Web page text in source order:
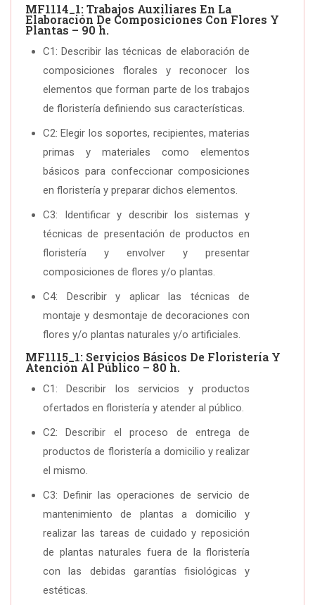
MF1114_1: Trabajos Auxiliares En La
Elaboración De Composiciones Con Flores Y
Plantas – 90 h.
C1: Describir las técnicas de elaboración de
composiciones florales y reconocer los
elementos que forman parte de los trabajos
de floristería definiendo sus características.
C2: Elegir los soportes, recipientes, materias
primas y materiales como elementos
básicos para confeccionar composiciones
en floristería y preparar dichos elementos.
C3: Identificar y describir los sistemas y
técnicas de presentación de productos en
floristería y envolver y presentar
composiciones de flores y/o plantas.
C4: Describir y aplicar las técnicas de
montaje y desmontaje de decoraciones con
flores y/o plantas naturales y/o artificiales.
MF1115_1: Servicios Básicos De Floristería Y
Atención Al Público – 80 h.
C1: Describir los servicios y productos
ofertados en floristería y atender al público.
C2: Describir el proceso de entrega de
productos de floristería a domicilio y realizar
el mismo.
C3: Definir las operaciones de servicio de
mantenimiento de plantas a domicilio y
realizar las tareas de cuidado y reposición
de plantas naturales fuera de la floristería
con las debidas garantías fisiológicas y
estéticas.